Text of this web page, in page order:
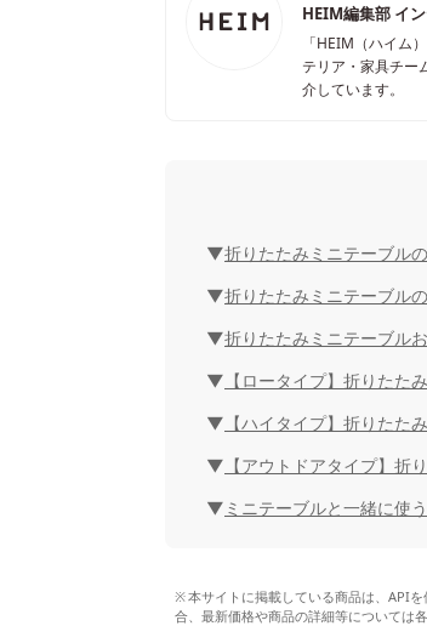
HEIM編集部 イ
「HEIM（ハイム
テリア・家具チー
介しています。
折りたたみミニテーブル
折りたたみミニテーブル
折りたたみミニテーブル
【ロータイプ】折りたた
【ハイタイプ】折りたた
【アウトドアタイプ】折
ミニテーブルと一緒に使
本サイトに掲載している商品は、API
合、最新価格や商品の詳細等については